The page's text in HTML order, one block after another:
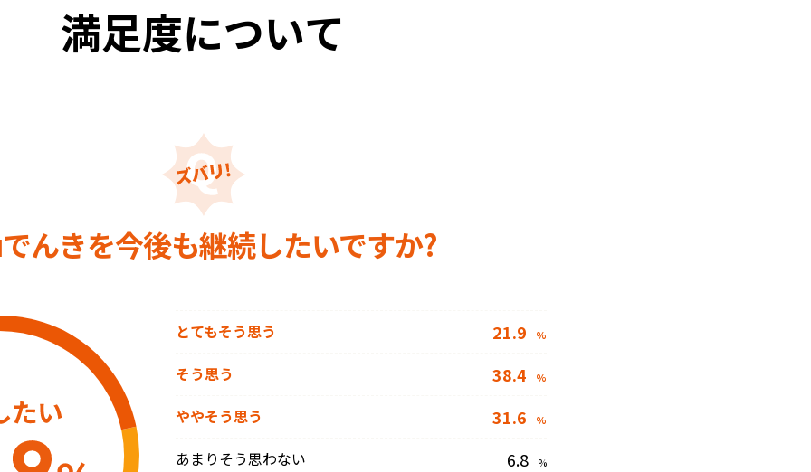
満足度について
んきを今後も継続したいですか?
とてもそう思う 21.9 %
そう思う 38.4 %
ややそう思う 31.6 %
あまりそう思わない 6.8 %